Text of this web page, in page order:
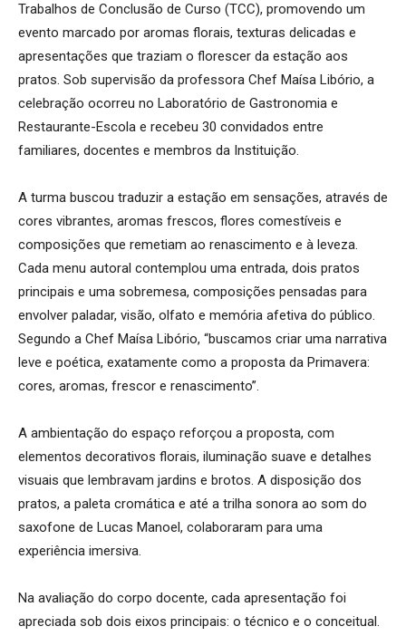
Trabalhos de Conclusão de Curso (TCC), promovendo um
evento marcado por aromas florais, texturas delicadas e
apresentações que traziam o florescer da estação aos
pratos. Sob supervisão da professora Chef Maísa Libório, a
celebração ocorreu no Laboratório de Gastronomia e
Restaurante-Escola e recebeu 30 convidados entre
familiares, docentes e membros da Instituição.
A turma buscou traduzir a estação em sensações, através de
cores vibrantes, aromas frescos, flores comestíveis e
composições que remetiam ao renascimento e à leveza.
Cada menu autoral contemplou uma entrada, dois pratos
principais e uma sobremesa, composições pensadas para
envolver paladar, visão, olfato e memória afetiva do público.
Segundo a Chef Maísa Libório, “buscamos criar uma narrativa
leve e poética, exatamente como a proposta da Primavera:
cores, aromas, frescor e renascimento”.
A ambientação do espaço reforçou a proposta, com
elementos decorativos florais, iluminação suave e detalhes
visuais que lembravam jardins e brotos. A disposição dos
pratos, a paleta cromática e até a trilha sonora ao som do
saxofone de Lucas Manoel, colaboraram para uma
experiência imersiva.
Na avaliação do corpo docente, cada apresentação foi
apreciada sob dois eixos principais: o técnico e o conceitual.